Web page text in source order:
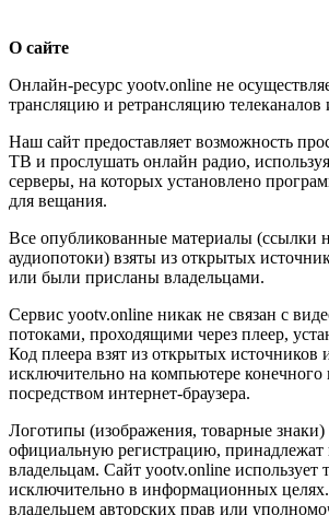
О сайте
Онлайн-ресурс yootv.online не
трансляцию и ретрансляцию телеканалов
Наш сайт предоставляет возможность
ТВ и прослушать онлайн радио,
серверы, на которых установлено
для вещания.
Все опубликованные материалы (ссылки
аудиопотоки) взяты из открытых
или были присланы владельцами.
Сервис yootv.online никак не связан с
потоками, проходящими через плеер,
Код плеера взят из открытых источников
исключительно на компьютере конечного
посредством интернет-браузера.
Логотипы (изображения, товарные
официальную регистрацию, принадлежат
владельцам. Сайт yootv.online использует
исключительно в информационных
владельцем авторских прав или